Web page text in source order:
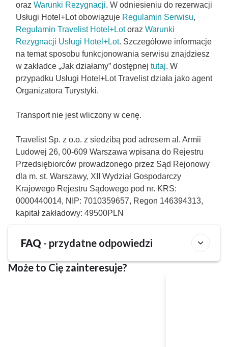
oraz Warunki Rezygnacji. W odniesieniu do rezerwacji
Usługi Hotel+Lot obowiązuje Regulamin Serwisu,
Regulamin Travelist Hotel+Lotoraz Warunki
Rezygnacji Usługi Hotel+Lot. Szczegółowe informacje
na temat sposobu funkcjonowania serwisu znajdziesz
w zakładce „Jak działamy” dostępnej tutaj. W
przypadku Usługi Hotel+Lot Travelist działa jako agent
Organizatora Turystyki.
Transport nie jest wliczony w cenę.
Travelist Sp. z o.o. z siedzibą pod adresem al. Armii
Ludowej 26, 00-609 Warszawa wpisana do Rejestru
Przedsiębiorców prowadzonego przez Sąd Rejonowy
dla m. st. Warszawy, XII Wydział Gospodarczy
Krajowego Rejestru Sądowego pod nr. KRS:
0000440014, NIP: 7010359657, Regon 146394313,
kapitał zakładowy: 49500PLN
FAQ - przydatne odpowiedzi
Czy w obiekcie Zamek Księża Góra można
Może to Cię zainteresuje?